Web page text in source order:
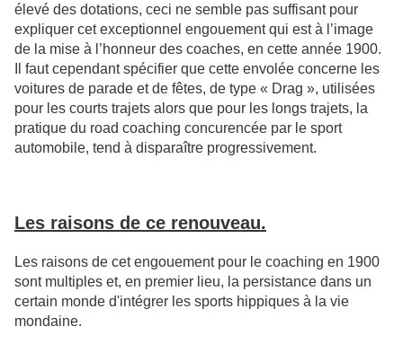
élevé des dotations, ceci ne semble pas suffisant pour
expliquer cet exceptionnel engouement qui est à l’image
de la mise à l’honneur des coaches, en cette année 1900.
Il faut cependant spécifier que cette envolée concerne les
voitures de parade et de fêtes, de type « Drag », utilisées
pour les courts trajets alors que pour les longs trajets, a
pratique du road coaching concurencée par le sport
automobile, tend à disparaître progressivement.
Les raisons de ce renouveau.
Les raisons de cet engouement pour le coaching en 1900
sont multiples et, en premier lieu, la persistance dans un
certain monde d'intégrer les sports hippiques à la vie
mondaine.